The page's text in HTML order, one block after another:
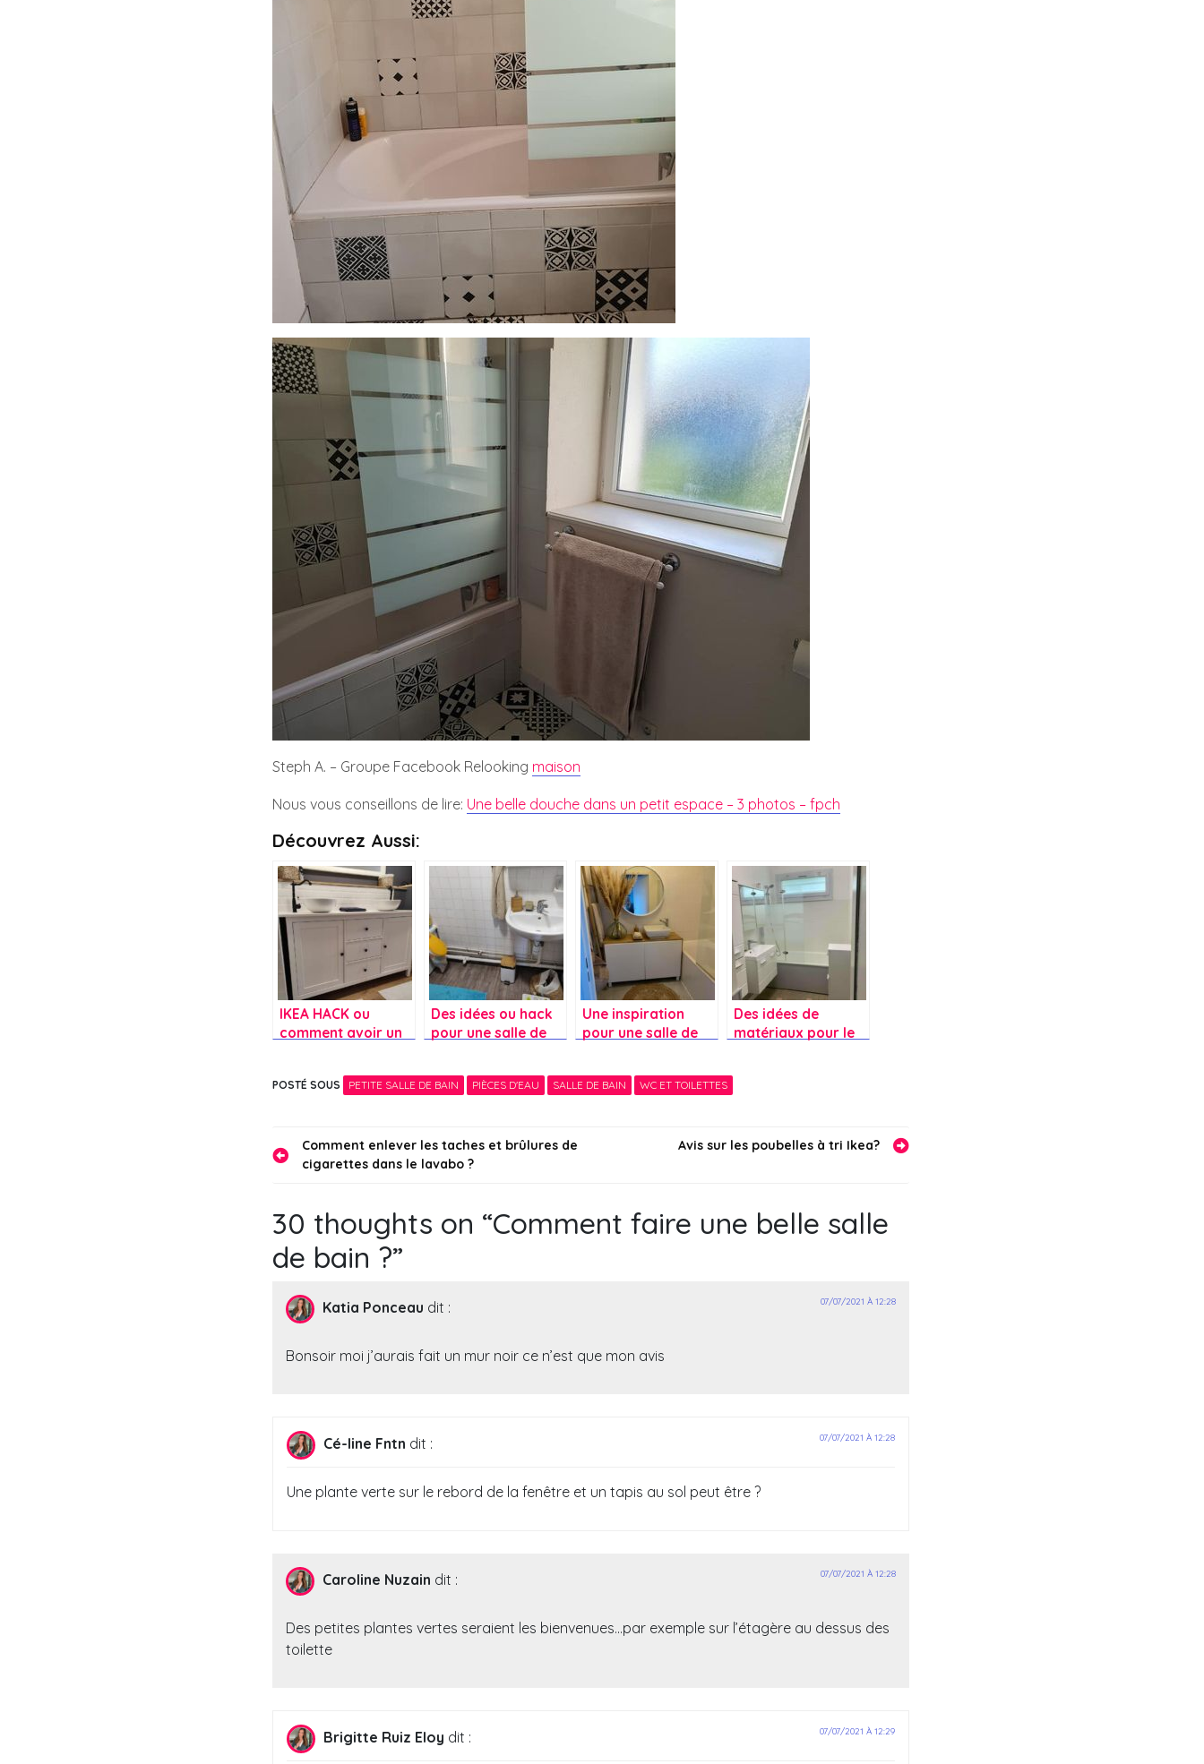
Steph A. – Groupe Facebook Relooking maison
Nous vous conseillons de lire: Une belle douche dans un petit espace – 3 photos – fpch
Découvrez Aussi:
IKEA HACK ou
comment avoir un
Des idées ou hack
pour une salle de
Une inspiration
pour une salle de
Des idées de
matériaux pour le
POSTÉ SOUS PETITE SALLE DE BAIN PIÈCES D'EAU SALLE DE BAIN WC ET TOILETTES
Navigation
l’article
Comment enlever les taches et brûlures de
cigarettes dans le lavabo ?
Avis sur les poubelles à tri Ikea?
30 thoughts on “Comment faire une belle salle
de bain ?”
Katia Ponceau dit : 07/07/2021 À 12:28
Bonsoir moi j’aurais fait un mur noir ce n’est que mon avis
Cé-line Fntn dit : 07/07/2021 À 12:28
Une plante verte sur le rebord de la fenêtre et un tapis au sol peut être ?
Caroline Nuzain dit : 07/07/2021 À 12:28
Des petites plantes vertes seraient les bienvenues…par exemple sur l’étagère au dessus des
toilette
Brigitte Ruiz Eloy dit : 07/07/2021 À 12:29